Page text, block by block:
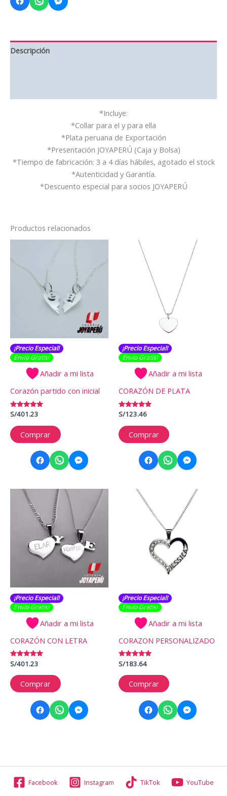
Descripción
*Incluye:
*Collar para el y para ella
*Plata peruana de Exportación
*Presentación JOYAPERÚ (Caja y Bolsa)
*Tiempo de fabricación: 3 a 4 días hábiles, agotado el stock
*Autenticidad y Garantía.
*Descuento especial para socios JOYAPERÚ
Productos relacionados
¡Precio Especial!
Envío Gratis​​​!
Añadir a mi lista
Corazón partido con inicial
Valorado
5.00
de 5
S/401.23
Comprar
¡Precio Especial!
Envío Gratis​​​!
Añadir a mi lista
CORAZÓN DE PLATA
Valorado
5.00
de 5
S/123.46
Comprar
¡Precio Especial!
Envío Gratis​​​!
Añadir a mi lista
CORAZÓN CON LETRA
Valorado
con
5.00
de 5
S/401.23
Comprar
¡Precio Especial!
Envío Gratis​​​!
Añadir a mi lista
CORAZON PERSONALIZADO
Valorado
con
5.00
de 5
S/183.64
Comprar
Facebook Instagram TikTok YouTube